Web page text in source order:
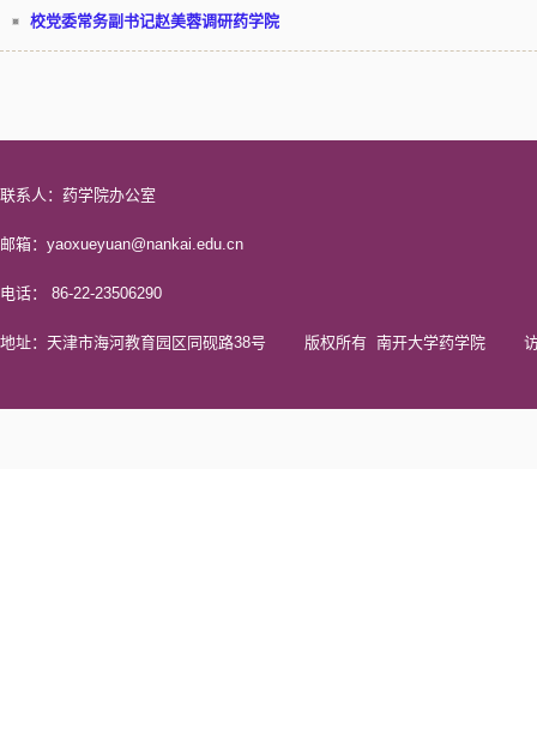
校党委常务副书记赵美蓉调研药学院
联系人：药学院办公室
邮箱：yaoxueyuan@nankai.edu.cn
电话： 86-22-23506290
地址：天津市海河教育园区同砚路38号 版权所有 南开大学药学院 访